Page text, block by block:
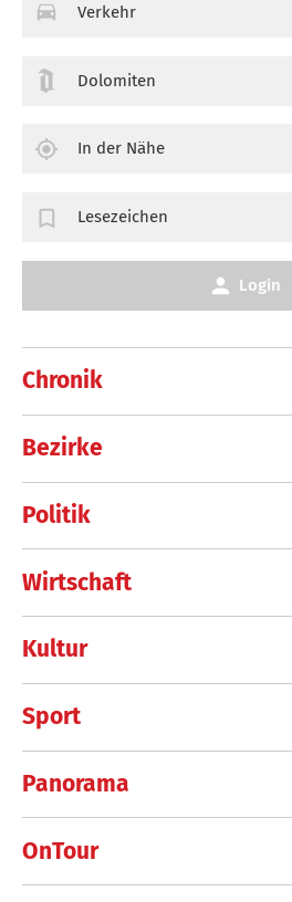
Chronik
Bezirke
Politik
Wirtschaft
Kultur
Sport
Panorama
OnTour
Verkehr
Dolomiten
In der Nähe
Lesezeichen
Login